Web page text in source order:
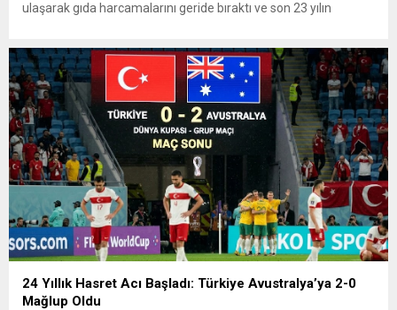
ulaşarak gıda harcamalarını geride bıraktı ve son 23 yılın
24 Yıllık Hasret Acı Başladı: Türkiye Avustralya’ya 2-0
Mağlup Oldu